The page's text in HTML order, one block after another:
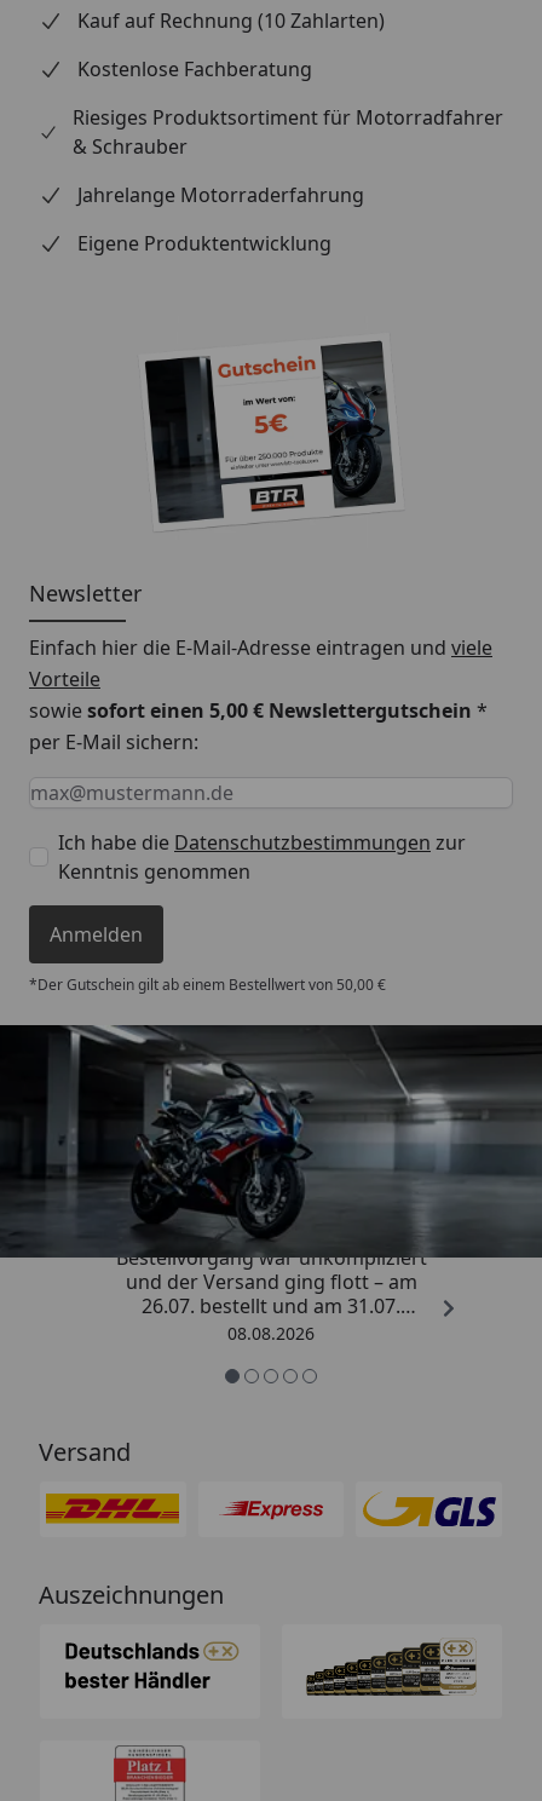
Kauf auf Rechnung (10 Zahlarten)
Kostenlose Fachberatung
Riesiges Produktsortiment für Motorradfahrer
& Schrauber
Jahrelange Motorraderfahrung
Eigene Produktentwicklung
Newsletter
Einfach hier die E-Mail-Adresse eintragen und viele
Vorteile
sowiesofort einen 5,00 € Newslettergutschein *
per E-Mail sichern:
Keine Eingabe erforderlich
Eingabe erforderlich
E-Mail *
Ich habe die Datenschutzbestimmungen zur
Kenntnis genommen
Anmelden
*Der Gutschein gilt ab einem Bestellwert von 50,00 €
Trusted Shops
4,85/ 5
„Sehr zufriedener Kauf! Der
Bestellvorgang war unkompliziert
und der Versand ging flott – am
26.07. bestellt und am 31.07.
geliefert. Die Abdeckplane
Beschreibung und schützt
08.08.2026
Versand
Auszeichnungen